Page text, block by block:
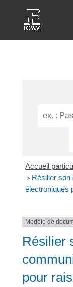
Accueil
> Résilier son
électroniques
Modèle de
Résilier
pour